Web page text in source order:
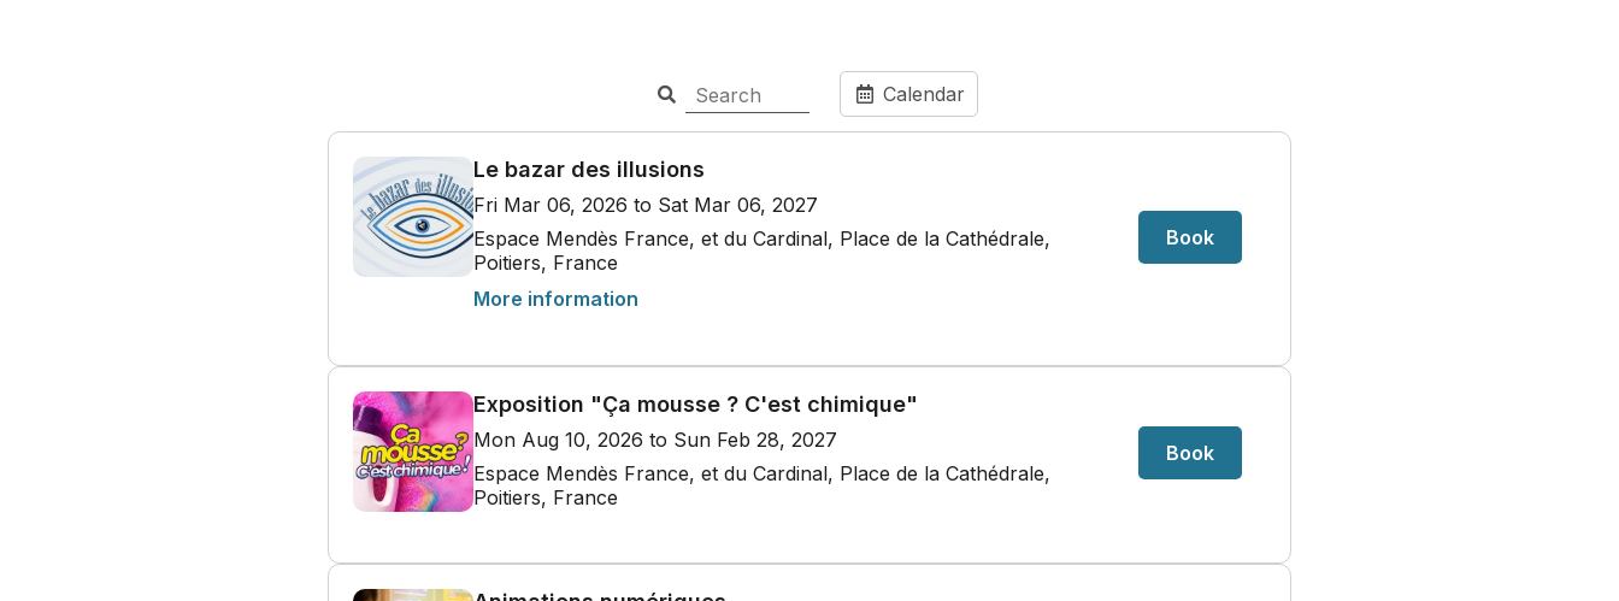
Calendar
Le bazar des illusions
Fri Mar 06, 2026 to Sat Mar 06, 2027
Espace Mendès France, et du Cardinal, Place de la Cathédrale,
Poitiers, France
More information
Book
Exposition "Ça mousse ? C'est chimique"
Mon Aug 10, 2026 to Sun Feb 28, 2027
Espace Mendès France, et du Cardinal, Place de la Cathédrale,
Poitiers, France
Book